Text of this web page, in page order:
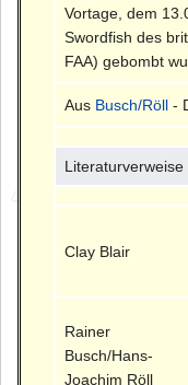
Vortage, dem
Swordfish des
FAA) gebombt
Aus Busch/Röll -
Literaturverweise
Clay Blair
Rainer
Busch/Hans-
Joachim Röll